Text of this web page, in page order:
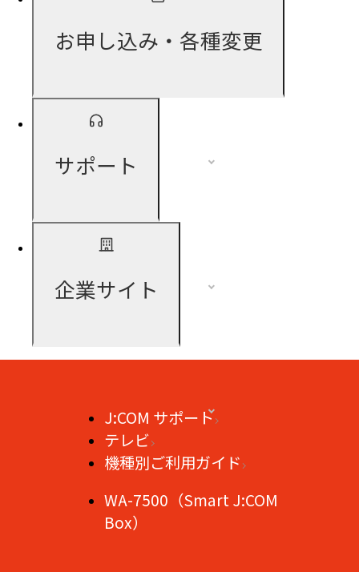
お申し込み・各種変更
サポート
企業サイト
J:COM サポート
テレビ
機種別ご利用ガイド
WA-7500（Smart J:COM
Box）